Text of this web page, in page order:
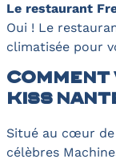
Le restaurant
Oui ! Le
climatisée pour
Kiss
Situé au cœur
célèbres